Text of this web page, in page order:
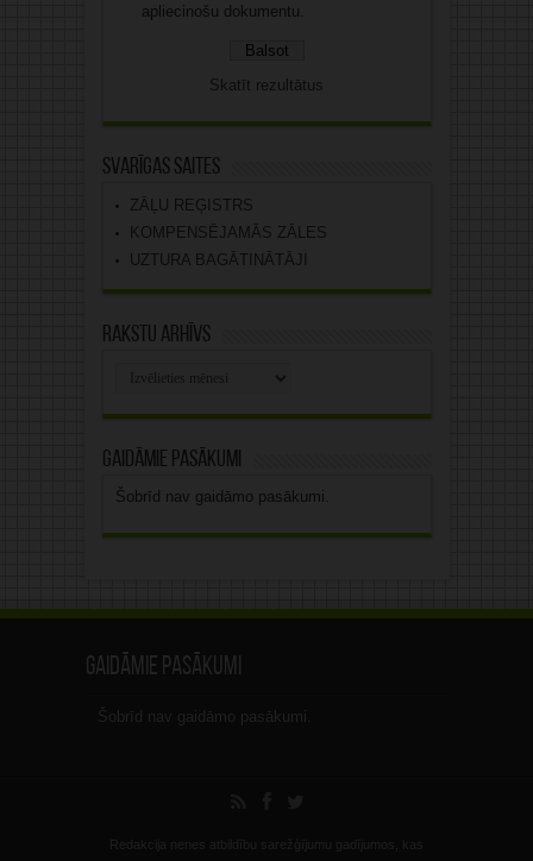
apliecinošu dokumentu.
Skatīt rezultātus
Svarīgas saites
ZĀĻU REĢISTRS
KOMPENSĒJAMĀS ZĀLES
UZTURA BAGĀTINĀTĀJI
Rakstu arhīvs
Gaidāmie pasākumi
Šobrīd nav gaidāmo pasākumi.
Gaidāmie pasākumi
Šobrīd nav gaidāmo pasākumi.
Redakcija nenes atbildību sarežģījumu gadījumos, kas